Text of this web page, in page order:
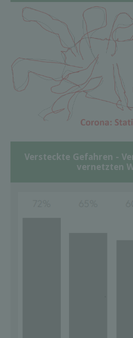
Versteckte Gefahren -
vernetzten